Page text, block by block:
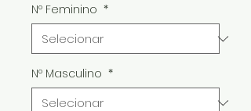
Nº Feminino *
Nº Masculino *